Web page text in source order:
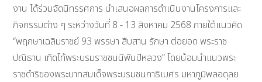
งาน ได้ร่วมจัดนิทรรศการ นำเสนอผลการดำเนินงานโครงการและ
กิจกรรมต่าง ๆ ระหว่างวันที่ 8 - 13 สิงหาคม 2568 ภายใต้แนวคิด
“พฤกษาเฉลิมราชย์ 93 พรรษา สืบสาน รักษา ต่อยอด พระราช
ปณิธาน เทิดไท้พระบรมราชชนนีพันปีหลวง” โดยน้อมนำแนวพระ
ราชดำริของพระบาทสมเด็จพระบรมชนกาธิเบศร มหาภูมิพลอดุลย